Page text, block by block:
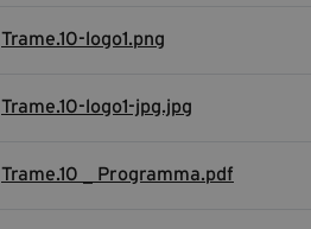
Trame.10-logo1.png
Trame.10-logo1-jpg.jpg
Trame.10 _ Programma.pdf